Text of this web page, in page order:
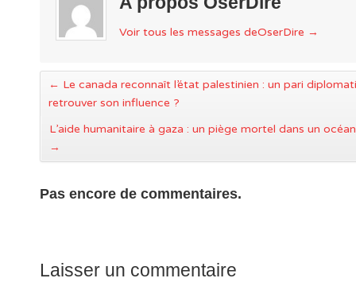
Voir tous les messages deOserDire →
← Le canada reconnaît l’état palestinien : un pari
retrouver son influence ?
L’aide humanitaire à gaza : un piège mortel dans un
→
Pas encore de commentaires.
Laisser un commentaire